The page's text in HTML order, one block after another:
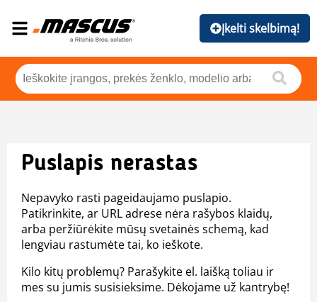
Įkelti skelbimą!
Puslapis nerastas
Nepavyko rasti pageidaujamo puslapio.
Patikrinkite, ar URL adrese nėra rašybos klaidų,
arba peržiūrėkite mūsų svetainės schemą, kad
lengviau rastumėte tai, ko ieškote.
Kilo kitų problemų? Parašykite el. laišką toliau ir
mes su jumis susisieksime. Dėkojame už kantrybę!